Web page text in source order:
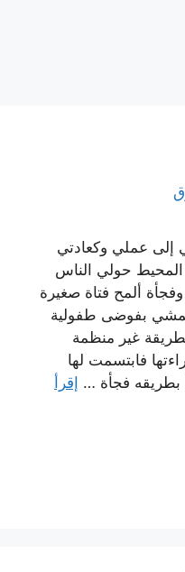
إلى عملي وكعادتي
المحيط حولي الناس
ألمح فتاة صغيرة
بفوضى طفولية
غير منظمة
فابتسمت لها
بطريقه فجأة … إقرأ